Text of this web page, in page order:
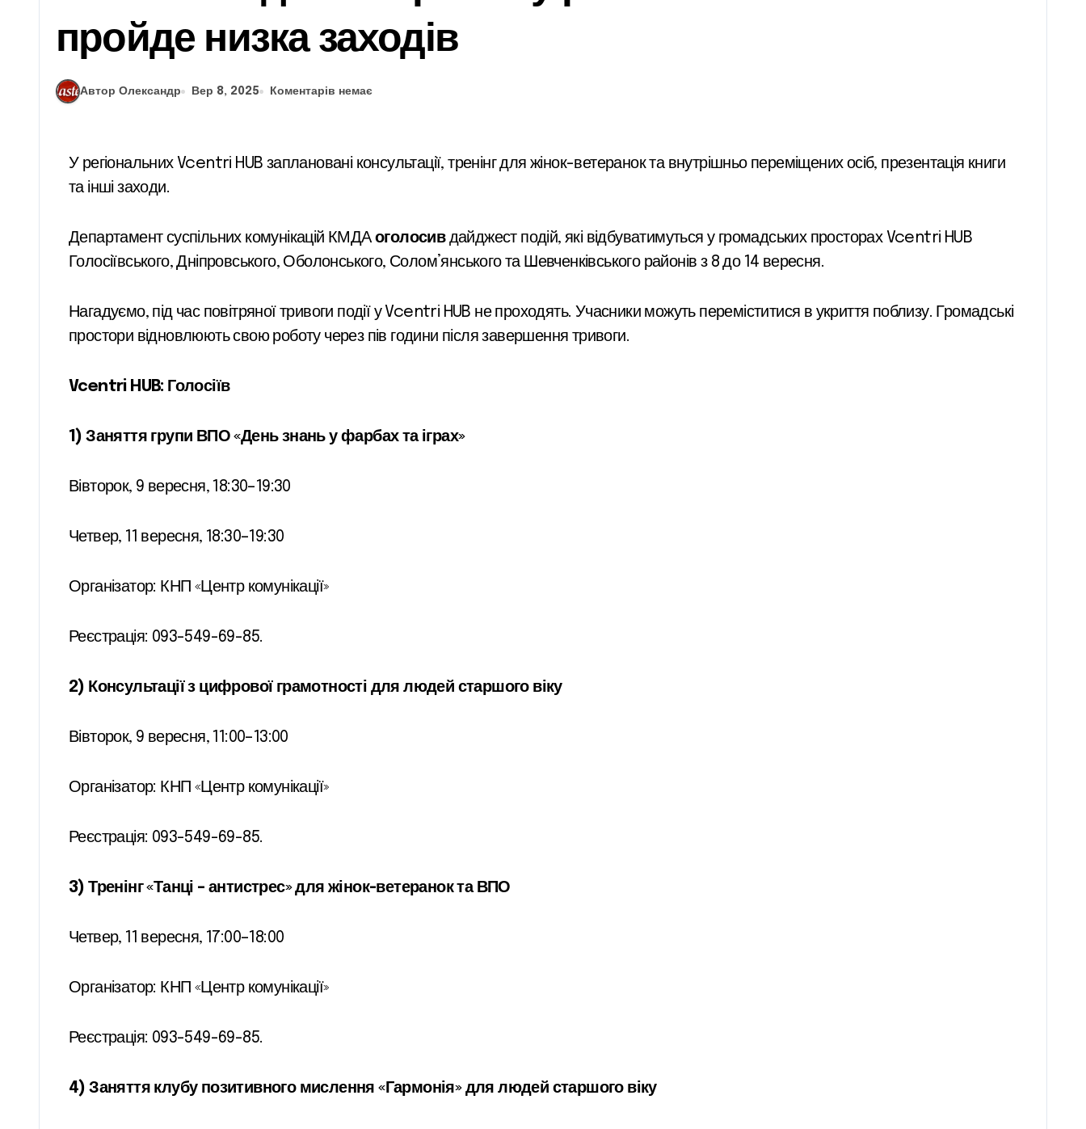
пройде низка заходів
Автор Олександр Вер 8, 2025 Коментарів немає
У регіональних Vcentri HUB заплановані консультації, тренінг для жінок-ветеранок та внутрішньо переміщених осіб, презентація книги
та інші заходи.
Департамент суспільних комунікацій КМДАоголосивдайджест подій, які відбуватимуться у громадських просторах Vcentri HUB
Голосіївського, Дніпровського, Оболонського, Солом’янського та Шевченківського районів з 8 до 14 вересня.
Нагадуємо, під час повітряної тривоги події у Vcentri HUB не проходять. Учасники можуть переміститися в укриття поблизу. Громадські
простори відновлюють свою роботу через пів години після завершення тривоги.
Vcentri HUB: Голосіїв
1) Заняття групи ВПО «День знань у фарбах та іграх»
Вівторок, 9 вересня, 18:30–19:30
Четвер, 11 вересня, 18:30–19:30
Організатор: КНП «Центр комунікації»
Реєстрація: 093-549-69-85.
2) Консультації з цифрової грамотності для людей старшого віку
Вівторок, 9 вересня, 11:00–13:00
Організатор: КНП «Центр комунікації»
Реєстрація: 093-549-69-85.
3) Тренінг «Танці – антистрес» для жінок-ветеранок та ВПО
Четвер, 11 вересня, 17:00–18:00
Організатор: КНП «Центр комунікації»
Реєстрація: 093-549-69-85.
4) Заняття клубу позитивного мислення «Гармонія» для людей старшого віку